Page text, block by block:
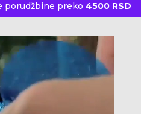
porudžbine preko 4500 RSD
KUPITE ODMAH